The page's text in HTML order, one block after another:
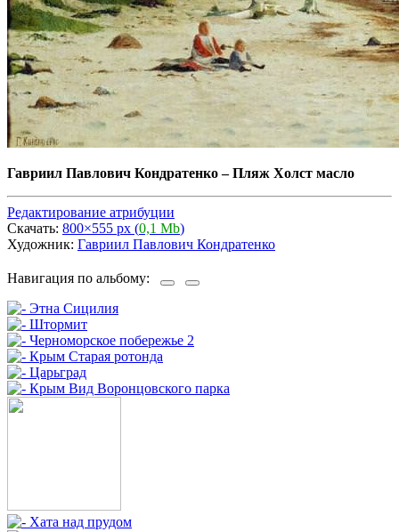
Гавриил Павлович Кондратенко–Пляж Холст масло
Редактирование атрибуции
Скачать: 800×555 px (0,1 Mb)
Художник: Гавриил Павлович Кондратенко
Навигация по альбому: